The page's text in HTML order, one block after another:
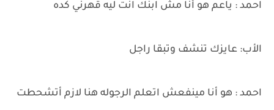
احمد : ياعم هو أنا مش ابنك انت ليه قهرني كده
الأب: عايزك تنشف وتبقا راجل
احمد : هو أنا مينفعش اتعلم الرجوله هنا لازم أتشحطت